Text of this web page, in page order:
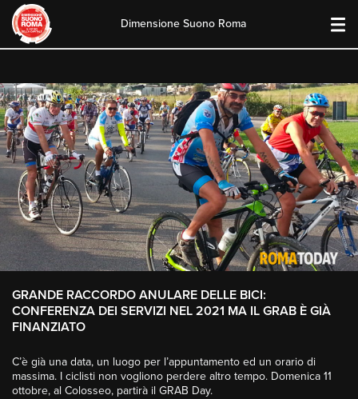
content
Dimensione Suono Roma
GRANDE RACCORDO ANULARE DELLE BICI:
CONFERENZA DEI SERVIZI NEL 2021 MA IL GRAB È GIÀ
FINANZIATO
C’è già una data, un luogo per l’appuntamento ed un orario di
massima. I ciclisti non vogliono perdere altro tempo. Domenica 11
ottobre, al Colosseo, partirà il GRAB Day.